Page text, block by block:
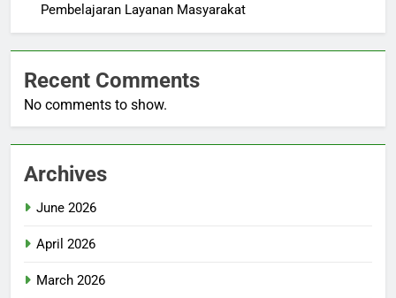
Pembelajaran Layanan Masyarakat
Recent Comments
No comments to show.
Archives
June 2026
April 2026
March 2026